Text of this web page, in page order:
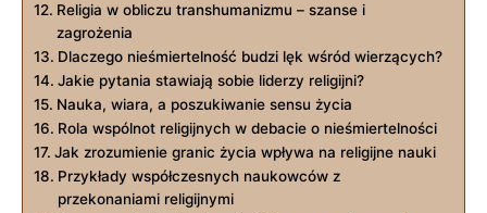
Religia w obliczu transhumanizmu – szanse i
zagrożenia
Dlaczego nieśmiertelność budzi lęk wśród wierzących?
Jakie pytania stawiają sobie liderzy religijni?
Nauka, wiara, a poszukiwanie sensu życia
Rola wspólnot religijnych w debacie o nieśmiertelności
Jak zrozumienie granic życia wpływa na religijne nauki
Przykłady współczesnych naukowców z
przekonaniami religijnymi